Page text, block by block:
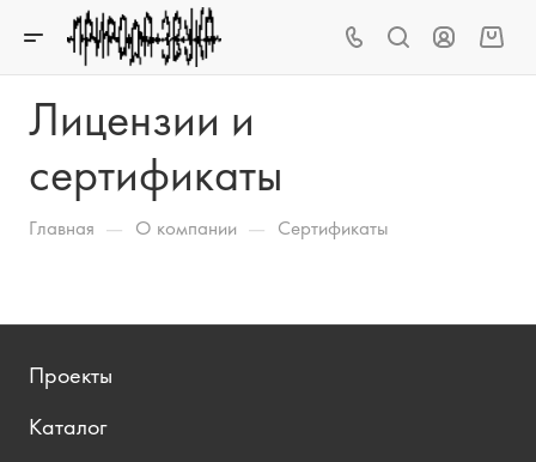
Лицензии и
сертификаты
Главная — О компании — Сертификаты
Проекты
Каталог